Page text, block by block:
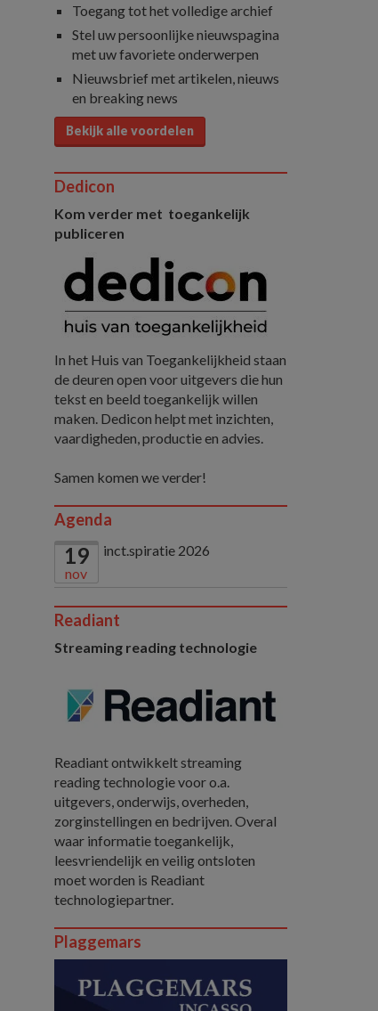
Toegang tot het volledige archief
Stel uw persoonlijke nieuwspagina
met uw favoriete onderwerpen
Nieuwsbrief met artikelen, nieuws
en breaking news
Bekijk alle voordelen
Dedicon
Kom verder met toegankelijk
publiceren
In het Huis van Toegankelijkheid staan
de deuren open voor uitgevers die hun
tekst en beeld toegankelijk willen
maken. Dedicon helpt met inzichten,
vaardigheden, productie en advies.
Samen komen we verder!
Agenda
19
nov
inct.spiratie 2026
Readiant
Streaming reading technologie
Readiant ontwikkelt streaming
reading technologie voor o.a.
uitgevers, onderwijs, overheden,
zorginstellingen en bedrijven. Overal
waar informatie toegankelijk,
leesvriendelijk en veilig ontsloten
moet worden is Readiant
technologiepartner.
Plaggemars